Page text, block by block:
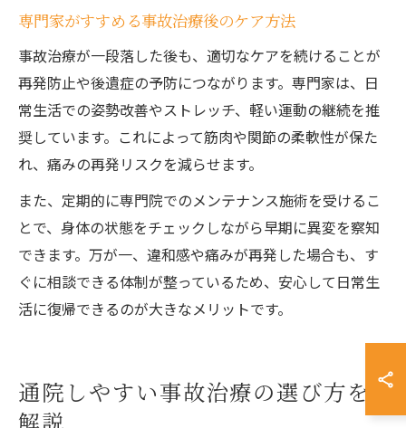
専門家がすすめる事故治療後のケア方法
事故治療が一段落した後も、適切なケアを続けることが
再発防止や後遺症の予防につながります。専門家は、日
常生活での姿勢改善やストレッチ、軽い運動の継続を推
奨しています。これによって筋肉や関節の柔軟性が保た
れ、痛みの再発リスクを減らせます。
また、定期的に専門院でのメンテナンス施術を受けるこ
とで、身体の状態をチェックしながら早期に異変を察知
できます。万が一、違和感や痛みが再発した場合も、す
ぐに相談できる体制が整っているため、安心して日常生
活に復帰できるのが大きなメリットです。
通院しやすい事故治療の選び方を
解説